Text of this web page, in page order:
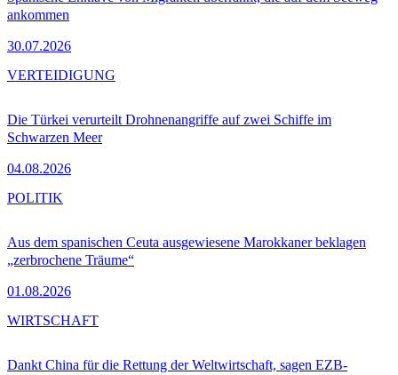
ankommen
30.07.2026
Die Türkei verurteilt Drohnenangriffe auf zwei Schiffe im
Schwarzen Meer
04.08.2026
VERTEIDIGUNG
Aus dem spanischen Ceuta ausgewiesene Marokkaner beklagen
„zerbrochene Träume“
01.08.2026
POLITIK
Dankt China für die Rettung der Weltwirtschaft, sagen EZB-
WIRTSCHAFT